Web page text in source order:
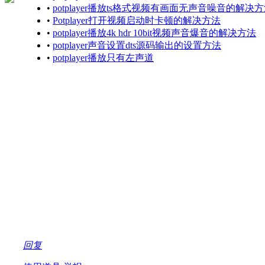
• potplayer播放ts格式视频有画面无声音噪音的解决
• Potplayer打开视频启动时卡顿的解决方法
• potplayer播放4k hdr 10bit视频声音爆音的解决方法
• potplayer声音设置dts源码输出的设置方法
• potplayer播放只有左声道
回复